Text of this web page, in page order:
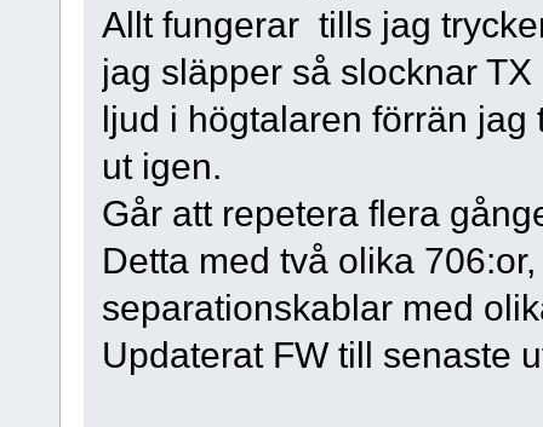
Allt fungerar tills jag
jag släpper så slocknar
ljud i högtalaren förrän
ut igen.
Går att repetera flera
Detta med två olika
separationskablar med
Updaterat FW till senaste